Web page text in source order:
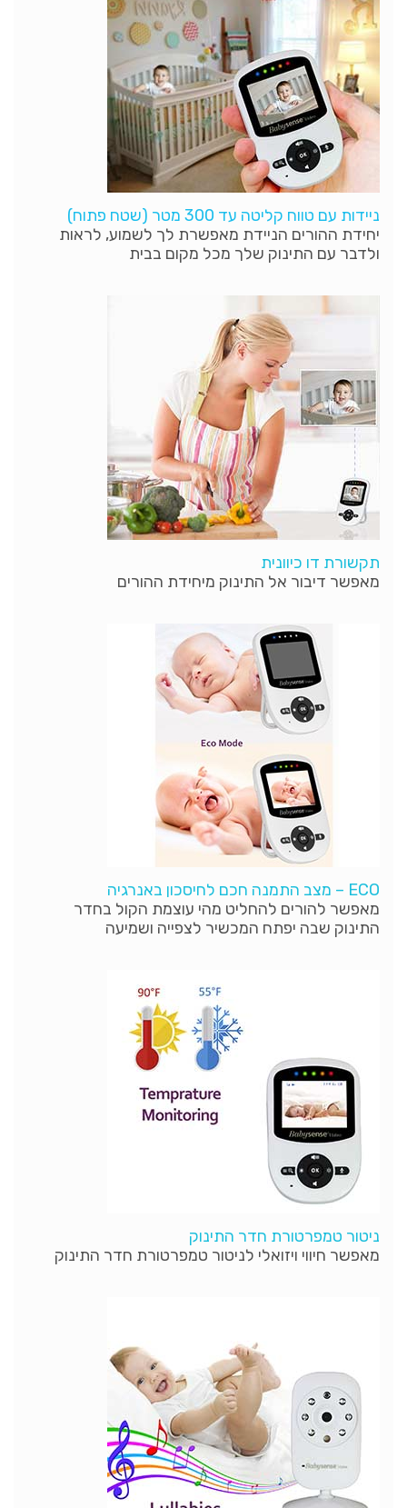
ניידות עם טווח קליטה עד 300 מטר (שטח פתוח)
יחידת ההורים הניידת מאפשרת לך לשמוע, לראות
ולדבר עם התינוק שלך מכל מקום בבית
תקשורת דו כיוונית
מאפשר דיבור אל התינוק מיחידת ההורים
ECO – מצב התמנה חכם לחיסכון באנרגיה
מאפשר להורים להחליט מהי עוצמת הקול בחדר
התינוק שבה יפתח המכשיר לצפייה ושמיעה
ניטור טמפרטורת חדר התינוק
מאפשר חיווי ויזואלי לניטור טמפרטורת חדר התינוק